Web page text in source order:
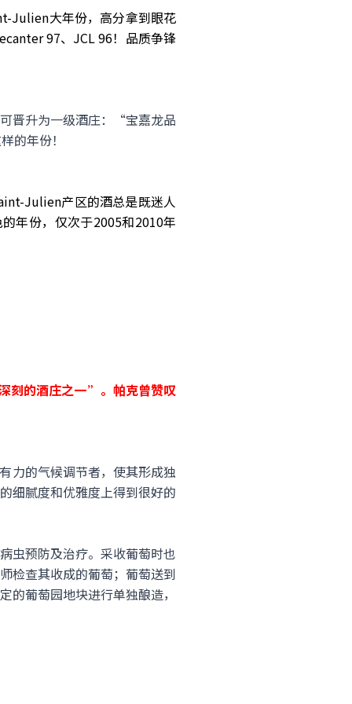
Julien大年份，高分拿到眼花
97、JCL 96！品质争锋
晋升为一级酒庄：“宝嘉龙品
的年份！
Julien产区的酒总是既迷人
年份，仅次于2005和2010年
刻的酒庄之一”。帕克曾赞叹
力的气候调节者，使其形成独
细腻度和优雅度上得到很好的
虫预防及治疗。采收葡萄时也
检查其收成的葡萄；葡萄送到
葡萄园地块进行单独酿造，